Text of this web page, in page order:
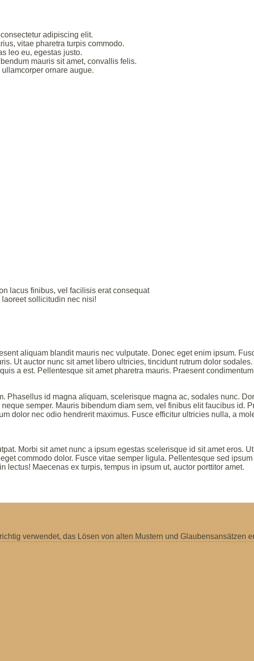
adipiscing elit.
vitae pharetra turpis commodo.
leo eu, egestas justo.
mauris sit amet, convallis felis.
ornare augue.
lacus finibus, vel facilisis erat consequat
sollicitudin nec nisi!
aliquam blandit mauris nec vulputate. Donec eget enim ipsum.
Ut auctor nunc sit amet libero ultricies, tincidunt rutrum dolor
a est. Pellentesque sit amet pharetra mauris. Praesent
Phasellus id magna aliquam, scelerisque magna ac, sodales nunc.
semper. Mauris bibendum diam sem, vel finibus elit faucibus id.
dolor nec odio hendrerit maximus. Fusce efficitur ultricies nulla, a
Morbi sit amet nunc a ipsum egestas scelerisque id sit amet eros.
commodo dolor. Fusce vitae semper ligula. Pellentesque sed ipsum
lectus! Maecenas ex turpis, tempus in ipsum ut, auctor porttitor amet.
verwendet, das Lösen von alten Mustern und Glaubensansätzen